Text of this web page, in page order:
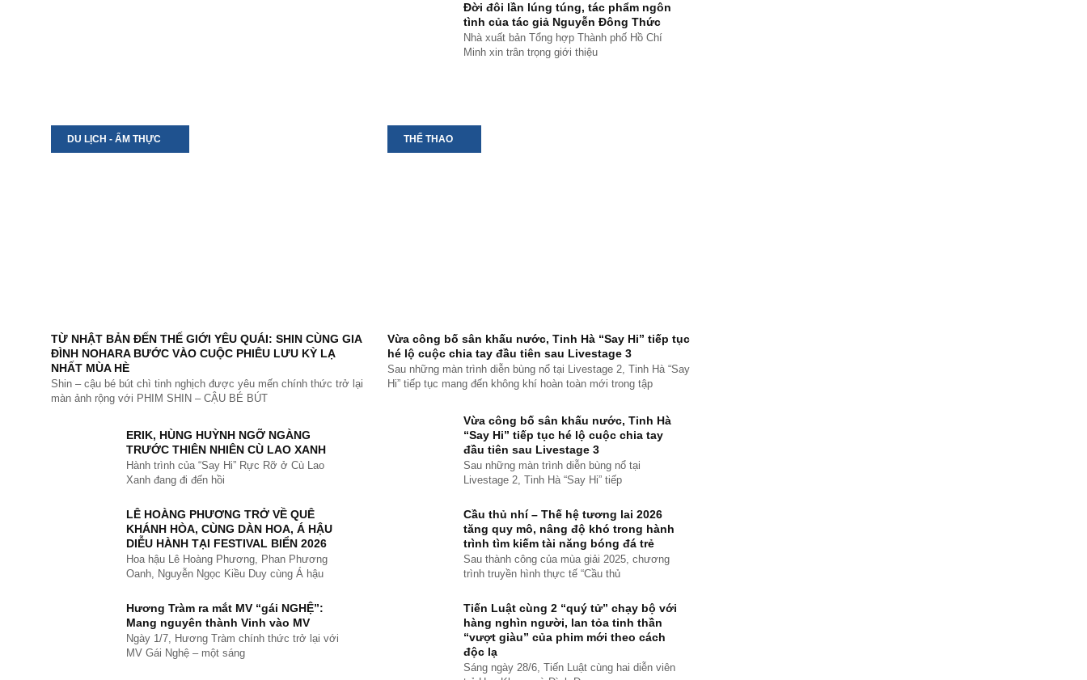
Đời đôi lần lúng túng, tác phẩm ngôn
tình của tác giả Nguyễn Đông Thức
Nhà xuất bản Tổng hợp Thành phố Hồ Chí
Minh xin trân trọng giới thiệu
DU LỊCH - ẨM THỰC
TỪ NHẬT BẢN ĐẾN THẾ GIỚI YÊU QUÁI: SHIN CÙNG GIA
ĐÌNH NOHARA BƯỚC VÀO CUỘC PHIÊU LƯU KỲ LẠ
NHẤT MÙA HÈ
Shin – cậu bé bút chì tinh nghịch được yêu mến chính thức trở lại
màn ảnh rộng với PHIM SHIN – CẬU BÉ BÚT
ERIK, HÙNG HUỲNH NGỠ NGÀNG
TRƯỚC THIÊN NHIÊN CÙ LAO XANH
Hành trình của “Say Hi” Rực Rỡ ở Cù Lao
Xanh đang đi đến hồi
LÊ HOÀNG PHƯƠNG TRỞ VỀ QUÊ
KHÁNH HÒA, CÙNG DÀN HOA, Á HẬU
DIỄU HÀNH TẠI FESTIVAL BIỂN 2026
Hoa hậu Lê Hoàng Phương, Phan Phương
Oanh, Nguyễn Ngọc Kiều Duy cùng Á hậu
Hương Tràm ra mắt MV “gái NGHỆ”:
Mang nguyên thành Vinh vào MV
Ngày 1/7, Hương Tràm chính thức trở lại với
MV Gái Nghệ – một sáng
THỂ THAO
Vừa công bố sân khấu nước, Tinh Hà “Say Hi” tiếp tục
hé lộ cuộc chia tay đầu tiên sau Livestage 3
Sau những màn trình diễn bùng nổ tại Livestage 2, Tinh Hà “Say
Hi” tiếp tục mang đến không khí hoàn toàn mới trong tập
Vừa công bố sân khấu nước, Tinh Hà
“Say Hi” tiếp tục hé lộ cuộc chia tay
đầu tiên sau Livestage 3
Sau những màn trình diễn bùng nổ tại
Livestage 2, Tinh Hà “Say Hi” tiếp
Cầu thủ nhí – Thế hệ tương lai 2026
tăng quy mô, nâng độ khó trong hành
trình tìm kiếm tài năng bóng đá trẻ
Sau thành công của mùa giải 2025, chương
trình truyền hình thực tế “Cầu thủ
Tiến Luật cùng 2 “quý tử” chạy bộ với
hàng nghìn người, lan tỏa tinh thần
“vượt giàu” của phim mới theo cách
độc lạ
Sáng ngày 28/6, Tiến Luật cùng hai diễn viên